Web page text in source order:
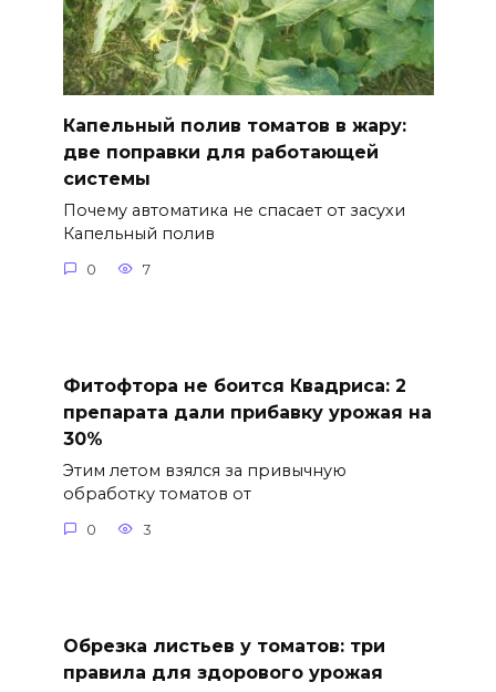
Капельный полив томатов в жару:
две поправки для работающей
системы
Почему автоматика не спасает от засухи
Капельный полив
0 7
Фитофтора не боится Квадриса: 2
препарата дали прибавку урожая на
30%
Этим летом взялся за привычную
обработку томатов от
0 3
Обрезка листьев у томатов: три
правила для здорового урожая